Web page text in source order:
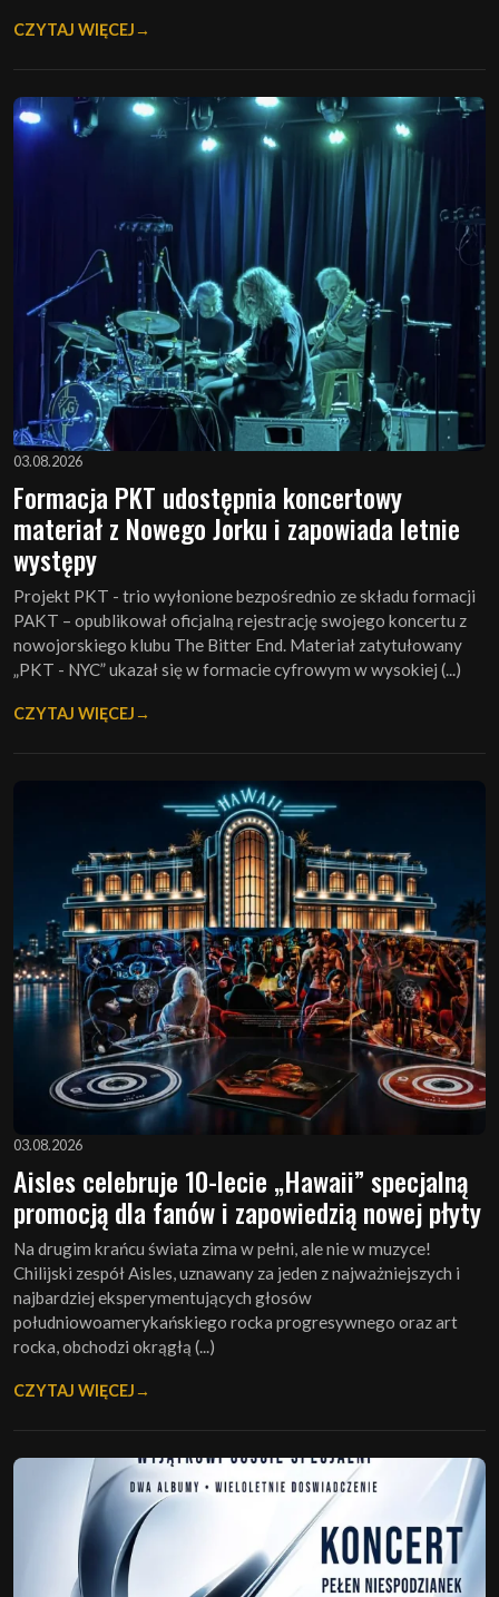
CZYTAJ WIĘCEJ
03.08.2026
Formacja PKT udostępnia koncertowy
materiał z Nowego Jorku i zapowiada letnie
występy
Projekt PKT - trio wyłonione bezpośrednio ze składu formacji
PAKT – opublikował oficjalną rejestrację swojego koncertu z
nowojorskiego klubu The Bitter End. Materiał zatytułowany
„PKT - NYC” ukazał się w formacie cyfrowym w wysokiej (...)
CZYTAJ WIĘCEJ
03.08.2026
Aisles celebruje 10-lecie „Hawaii” specjalną
promocją dla fanów i zapowiedzią nowej płyty
Na drugim krańcu świata zima w pełni, ale nie w muzyce!
Chilijski zespół Aisles, uznawany za jeden z najważniejszych i
najbardziej eksperymentujących głosów
południowoamerykańskiego rocka progresywnego oraz art
rocka, obchodzi okrągłą (...)
CZYTAJ WIĘCEJ